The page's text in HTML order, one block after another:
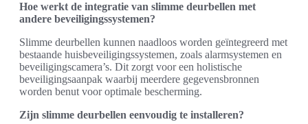
Hoe werkt de integratie van slimme deurbellen met
andere beveiligingssystemen?
Slimme deurbellen kunnen naadloos worden geïntegreerd met
bestaande huisbeveiligingssystemen, zoals alarmsystemen en
beveiligingscamera’s. Dit zorgt voor een holistische
beveiligingsaanpak waarbij meerdere gegevensbronnen
worden benut voor optimale bescherming.
Zijn slimme deurbellen eenvoudig te installeren?